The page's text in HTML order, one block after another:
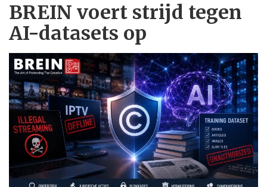
BREIN voert strijd tegen
AI-datasets op